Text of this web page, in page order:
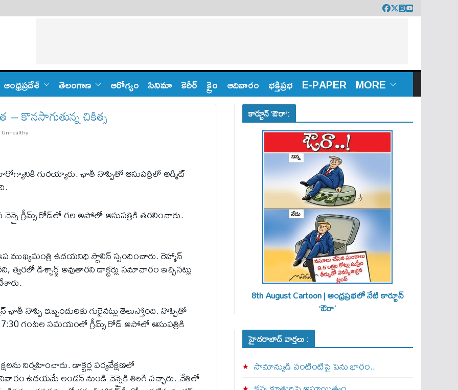
ఆంధ్ర‌ప్ర‌దేశ్ తెలంగాణ‌ ఆరోగ్యం సినిమా కెరీర్ క్రైం ఆదివారం భక్తిప్రభ E-PAPER MORE
– కొనసాగుతున్న చికిత్స
Unhealthy
గురయ్యారు. ఛాతీ నొప్పితో ఆసుపత్రిలో అడ్మిట్
గ్రీమ్స్ రోడ్‌లో గల అపోలో ఆసుపత్రికి తరలించారు.
ఉదయనిధి స్టాలిన్ స్పందించారు. రెహ్మాన్
డిశ్చార్జ్ అవుతారని డాక్టర్లు సమాచారం ఇచ్చినట్లు
నొప్పి ఇబ్బందులకు గురైనట్లు తెలుస్తోంది. నొప్పితో
7:30 గంటల సమయంలో గ్రీమ్స్ రోడ్ అపోలో ఆసుపత్రికి
నిర్వహించారు. డాక్టర్ల పర్యవేక్షణలో
ఉదయమే లండన్ నుండి చెన్నైకి తిరిగి వచ్చారు. చేతిలో
కార్టూన్ ‘ఔరా’:
8th August Cartoon | ఆంధ్రప్రభలో నేటి కార్టూన్
‘ఔరా’
హైదరాబాద్ వార్తలు :
సామాన్యుడి వంటింటిపై పెను భారం..